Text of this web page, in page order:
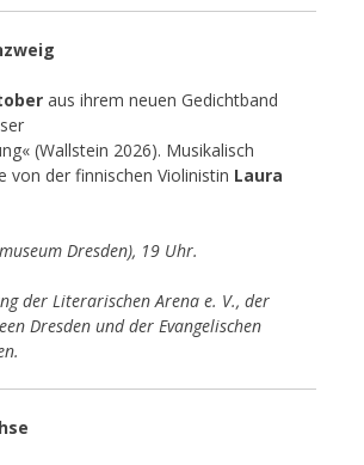
aus ihrem neuen Gedichtband
(Wallstein 2026). Musikalisch
von der finnischen Violinistin Laura
Dresden), 19 Uhr.
der Literarischen Arena e. V., der
Dresden und der Evangelischen